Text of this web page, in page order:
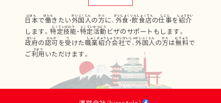
日本で働きたい外国人の方に、 外食 ・飲食店の仕事を紹介
します。特定技能・特定活動 ビザのサポートもします。
政府の認可を受けた職業紹介会社で、 外国人の方は無料で
ご利用 いただけます。